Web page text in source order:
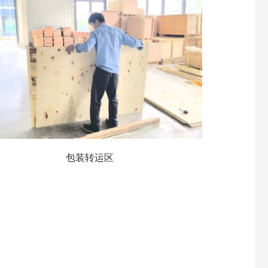
包装转运区